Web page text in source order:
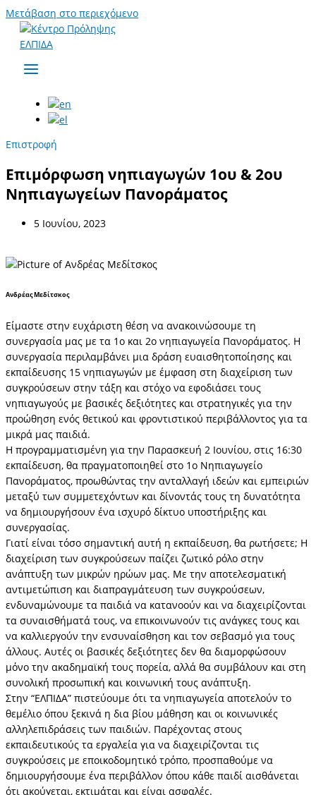
Μετάβαση στο περιεχόμενο
Επιστροφή
Επιμόρφωση νηπιαγωγών 1ου & 2ου
Νηπιαγωγείων Πανοράματος
5 Ιουνίου, 2023
Ανδρέας Μεδίτσκος
Είμαστε στην ευχάριστη θέση να ανακοινώσουμε τη
συνεργασία μας με τα 1ο και 2ο νηπιαγωγεία Πανοράματος. Η
συνεργασία περιλαμβάνει μια δράση ευαισθητοποίησης και
εκπαίδευσης 15 νηπιαγωγών με έμφαση στη διαχείριση των
συγκρούσεων στην τάξη και στόχο να εφοδιάσει τους
νηπιαγωγούς με βασικές δεξιότητες και στρατηγικές για την
προώθηση ενός θετικού και φροντιστικού περιβάλλοντος για τα
μικρά μας παιδιά.
Η προγραμματισμένη για την Παρασκευή 2 Ιουνίου, στις 16:30
εκπαίδευση, θα πραγματοποιηθεί στο 1ο Νηπιαγωγείο
Πανοράματος, προωθώντας την ανταλλαγή ιδεών και εμπειριών
μεταξύ των συμμετεχόντων και δίνοντάς τους τη δυνατότητα
να δημιουργήσουν ένα ισχυρό δίκτυο υποστήριξης και
συνεργασίας.
Γιατί είναι τόσο σημαντική αυτή η εκπαίδευση, θα ρωτήσετε; Η
διαχείριση των συγκρούσεων παίζει ζωτικό ρόλο στην
ανάπτυξη των μικρών ηρώων μας. Με την αποτελεσματική
αντιμετώπιση και διαπραγμάτευση των συγκρούσεων,
ενδυναμώνουμε τα παιδιά να κατανοούν και να διαχειρίζονται
τα συναισθήματά τους, να επικοινωνούν τις ανάγκες τους και
να καλλιεργούν την ενσυναίσθηση και τον σεβασμό για τους
άλλους. Αυτές οι βασικές δεξιότητες δεν θα διαμορφώσουν
μόνο την ακαδημαϊκή τους πορεία, αλλά θα συμβάλουν και στη
συνολική προσωπική και κοινωνική τους ανάπτυξη.
Στην “ΕΛΠΙΔΑ” πιστεύουμε ότι τα νηπιαγωγεία αποτελούν το
θεμέλιο όπου ξεκινά η δια βίου μάθηση και οι κοινωνικές
αλληλεπιδράσεις των παιδιών. Παρέχοντας στους
εκπαιδευτικούς τα εργαλεία για να διαχειρίζονται τις
συγκρούσεις με εποικοδομητικό τρόπο, προσπαθούμε να
δημιουργήσουμε ένα περιβάλλον όπου κάθε παιδί αισθάνεται
ότι ακούγεται, εκτιμάται και είναι ασφαλές.